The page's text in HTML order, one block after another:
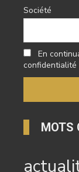
Société
En
confidentialité
MOTS